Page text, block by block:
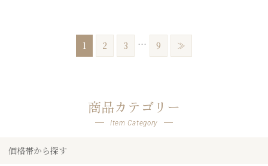
1 2 3 … 9 ≫
商品カテゴリー
Item Category
価格帯から探す